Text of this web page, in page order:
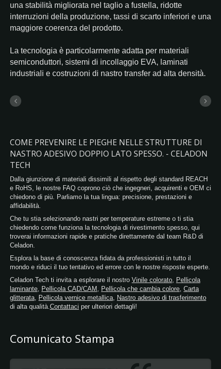
una stabilità migliorata nel taglio a fustella, ridotte
interruzioni della produzione, tassi di scarto inferiori e una
maggiore coerenza del prodotto.
La tecnologia è particolarmente adatta per materiali
semiconduttori, sistemi di incollaggio EVA, laminati
industriali e costruzioni di nastro transfer ad alta densità.
COME PREVENIRE LE PIEGHE NELLE STRUTTURE DI
NASTRO ADESIVO DOPPIO LATO SPESSO. - CELADON
TECH
Dalla giunzione di materiali dissimili al rispetto degli standard REACH
e RoHS, le nostre FAQ coprono ciò che ingegneri, acquirenti e OEM ci
chiedono di più. Parliamo la tua lingua: precisione, prestazioni e
affidabilità.
Che tu stia selezionando nastri per temperature estreme o ti stia
chiedendo come funziona la tecnologia di rivestimento spesso, qui
troverai informazioni rapide e pratiche direttamente dal team R&D di
Celadon.
Esplora la base di conoscenza fidata da professionisti in tutto il
mondo e riduci il tuo tentativo ed errore con le nostre risposte esperte.
Celadon Tech ti invita a esplorare il nostro Vinile colorato Pellicola
laminante Pellicola CAD/CAM Pellicola che cambia colore Carta
glitterata Pellicola vernice metallica Nastro adesivo di trasferimento
di alta qualità. Contattaci per ulteriori dettagli!
Comunicato Stampa